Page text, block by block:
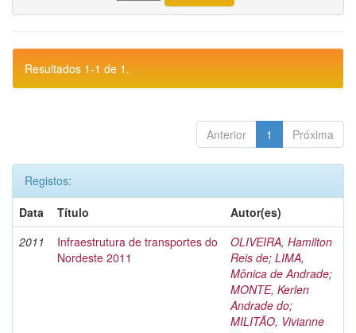
Resultados 1-1 de 1.
Anterior 1 Próxima
Registos:
Data
Título
Autor(es)
2011
Infraestrutura de transportes do
Nordeste 2011
OLIVEIRA, Hamilton
Reis de; LIMA,
Mônica de Andrade;
MONTE, Kerlen
Andrade do;
MILITÃO, Vivianne